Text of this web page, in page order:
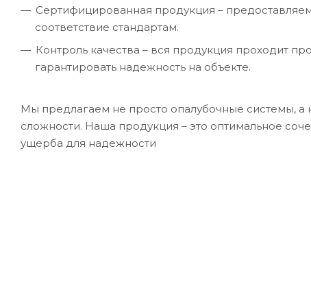
Сертифицированная продукция –
соответствие стандартам.
Контроль качества – вся продукция проходит
гарантировать надежность на объекте.
Мы предлагаем не просто опалубочные системы,
сложности. Наша продукция – это оптимальное
ущерба для надежности